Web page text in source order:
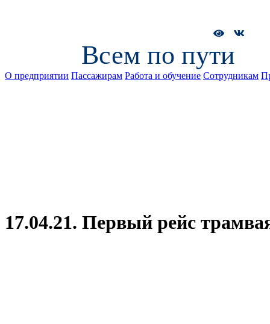
Всем по пути
О предприятии Пассажирам Работа и обучение Сотрудникам
17.04.21. Первый рейс